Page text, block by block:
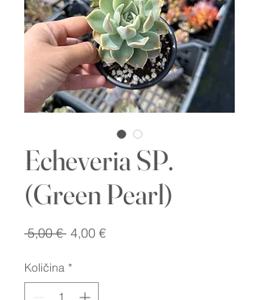
Echeveria SP.
(Green Pearl)
5,00 € Redovna
4,00 €Cijena
Količina *